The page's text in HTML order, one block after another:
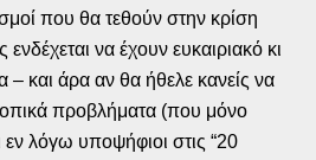
που θα τεθούν στην κρίση
να έχουν ευκαιριακό κι
– και άρα αν θα ήθελε κανείς να
προβλήματα (που μόνο
εν λόγω υποψήφιοι στις “20